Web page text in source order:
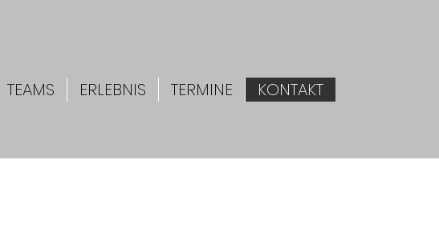
TEAMS ERLEBNIS TERMINE KONTAKT